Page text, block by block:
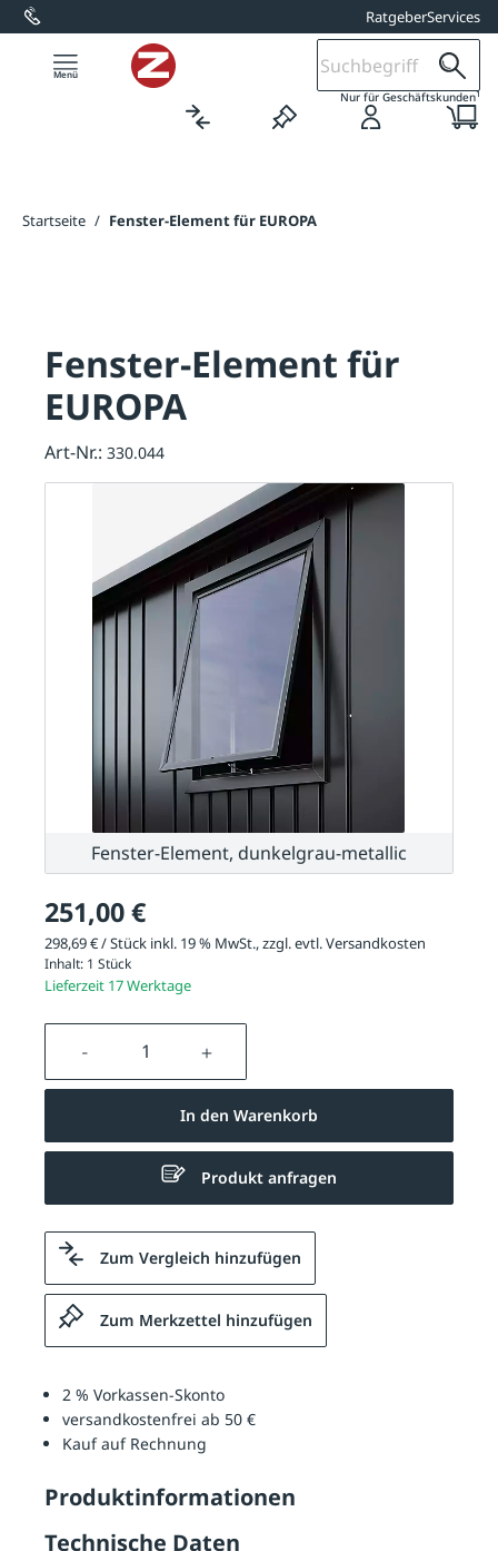
springen RatgeberServices
Nur für Geschäftskunden1
Startseite / Fenster-Element für EUROPA
251,00 €
298,69 € / Stück inkl. 19 % MwSt., zzgl. evtl.Versandkosten
Inhalt: 1 Stück
Lieferzeit 17 Werktage
Produkt Anzahl: Gib den
In den Warenkorb
Produkt anfragen
Zum Vergleich hinzufügen
Zum Merkzettel hinzufügen
2 % Vorkassen-Skonto
versandkostenfrei ab 50 €
Kauf auf Rechnung
Produktinformationen
Technische Daten
Fenster-Element für
EUROPA
Art-Nr.: 330.044
Fenster-Element, dunkelgrau-metallic